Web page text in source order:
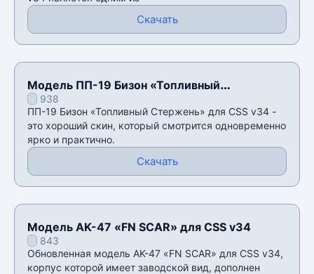
Скачать
Модель ПП-19 Бизон «Топливный
Стержень» для CSS v34
938
ПП-19 Бизон «Топливный Стержень» для CSS v34 -
это хороший скин, который смотрится одновременно
ярко и практично.
Скачать
Модель AK-47 «FN SCAR» для CSS v34
843
Обновленная модель AK-47 «FN SCAR» для CSS v34,
корпус которой имеет заводской вид, дополнен